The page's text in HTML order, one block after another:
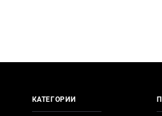
КАТЕГОРИИ